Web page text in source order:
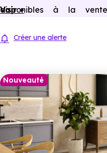
Actualités
Ressources
Financer
disponibles à la
prix promoteuret
à Colombes (92700)
,
avantages du neuf :PTZ,
frais de notaire
énergétiques, garanties
Voir +
Créer une alerte
Nouveauté